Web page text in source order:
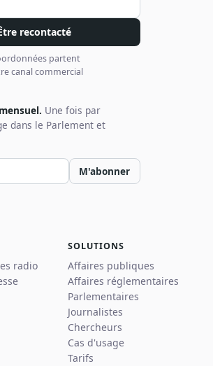
recontacté
partent
canal commercial
Une fois par
dans le Parlement et
newsletter
M'abonner
radio
SOLUTIONS
Affaires publiques
Affaires réglementaires
Parlementaires
Journalistes
Chercheurs
Cas d'usage
Tarifs